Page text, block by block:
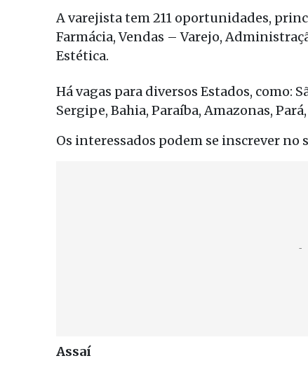
A varejista tem 211 oportunidades,
Farmácia, Vendas – Varejo,
Estética.
Há vagas para diversos Estados, como:
Sergipe, Bahia, Paraíba, Amazonas,
Os interessados podem se inscrever no
Assaí